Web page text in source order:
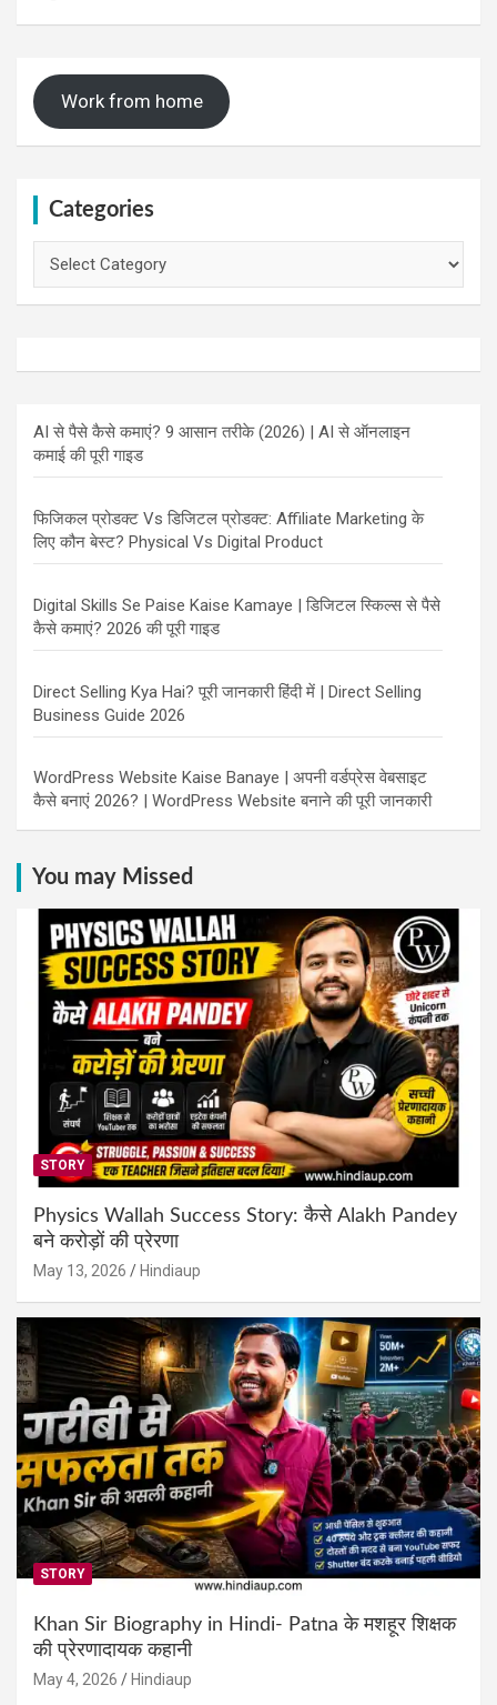
Work from home
Categories
AI से पैसे कैसे कमाएं? 9 आसान तरीके (2026) | AI से ऑनलाइन
कमाई की पूरी गाइड
फिजिकल प्रोडक्ट Vs डिजिटल प्रोडक्ट: Affiliate Marketing के
लिए कौन बेस्ट? Physical Vs Digital Product
Digital Skills Se Paise Kaise Kamaye | डिजिटल स्किल्स से पैसे
कैसे कमाएं? 2026 की पूरी गाइड
Direct Selling Kya Hai? पूरी जानकारी हिंदी में | Direct Selling
Business Guide 2026
WordPress Website Kaise Banaye | अपनी वर्डप्रेस वेबसाइट
कैसे बनाएं 2026? | WordPress Website बनाने की पूरी जानकारी
You may Missed
STORY
Physics Wallah Success Story: कैसे Alakh Pandey
बने करोड़ों की प्रेरणा
May 13, 2026 Hindiaup
STORY
Khan Sir Biography in Hindi- Patna के मशहूर शिक्षक
की प्रेरणादायक कहानी
May 4, 2026 Hindiaup